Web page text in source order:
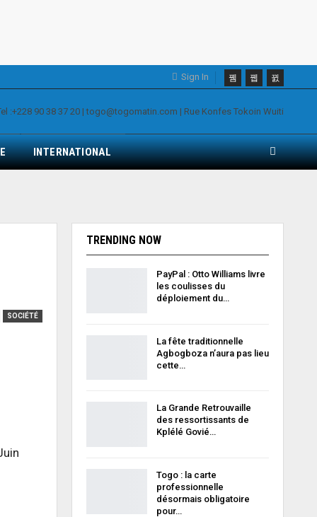
Sign In
INTERNATIONAL
SOCIÉTÉ
TRENDING NOW
PayPal : Otto Williams livre
les coulisses du
déploiement du…
La fête traditionnelle
Agbogboza n’aura pas lieu
cette…
La Grande Retrouvaille
des ressortissants de
Kplélé Govié…
Togo : la carte
professionnelle
désormais obligatoire
pour…